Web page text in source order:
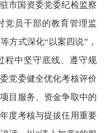
市国资委党委纪检监察
党员干部的教育管理监
方式深化“以案四说”，
程中坚守底线、遵守规
党委健全优化考核评价
目服务、资金争取中的
度考核与提拔任用重要